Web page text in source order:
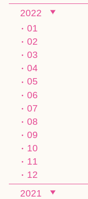
2022
01
02
03
04
05
06
07
08
09
10
11
12
2021